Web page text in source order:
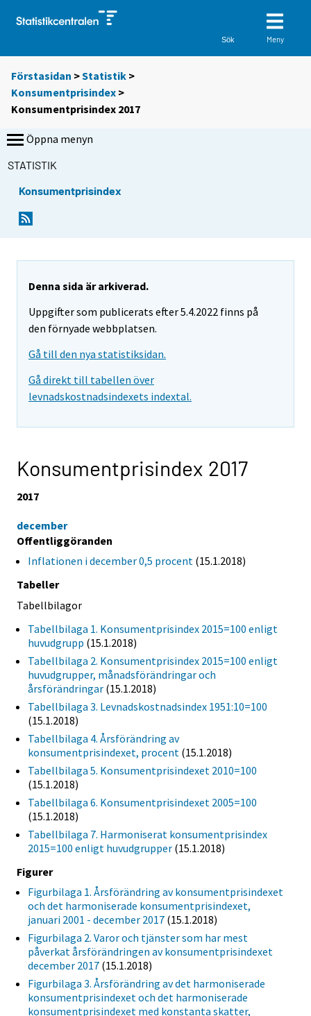
Sök Meny
Förstasidan >Statistik >
Konsumentprisindex >
Konsumentprisindex 2017
Öppna menyn
STATISTIK
Konsumentprisindex
Denna sida är arkiverad.
Uppgifter som publicerats efter 5.4.2022 finns på
den förnyade webbplatsen.
Gå till den nya statistiksidan.
Gå direkt till tabellen över
levnadskostnadsindexets indextal.
Konsumentprisindex 2017
2017
december
Offentliggöranden
Inflationen i december 0,5 procent (15.1.2018)
Tabeller
Tabellbilagor
Tabellbilaga 1. Konsumentprisindex 2015=100 enligt
huvudgrupp (15.1.2018)
Tabellbilaga 2. Konsumentprisindex 2015=100 enligt
huvudgrupper, månadsförändringar och
årsförändringar (15.1.2018)
Tabellbilaga 3. Levnadskostnadsindex 1951:10=100
(15.1.2018)
Tabellbilaga 4. Årsförändring av
konsumentprisindexet, procent (15.1.2018)
Tabellbilaga 5. Konsumentprisindexet 2010=100
(15.1.2018)
Tabellbilaga 6. Konsumentprisindexet 2005=100
(15.1.2018)
Tabellbilaga 7. Harmoniserat konsumentprisindex
2015=100 enligt huvudgrupper (15.1.2018)
Figurer
Figurbilaga 1. Årsförändring av konsumentprisindexet
och det harmoniserade konsumentprisindexet,
januari 2001 - december 2017 (15.1.2018)
Figurbilaga 2. Varor och tjänster som har mest
påverkat årsförändringen av konsumentprisindexet
december 2017 (15.1.2018)
Figurbilaga 3. Årsförändring av det harmoniserade
konsumentprisindexet och det harmoniserade
konsumentprisindexet med konstanta skatter,